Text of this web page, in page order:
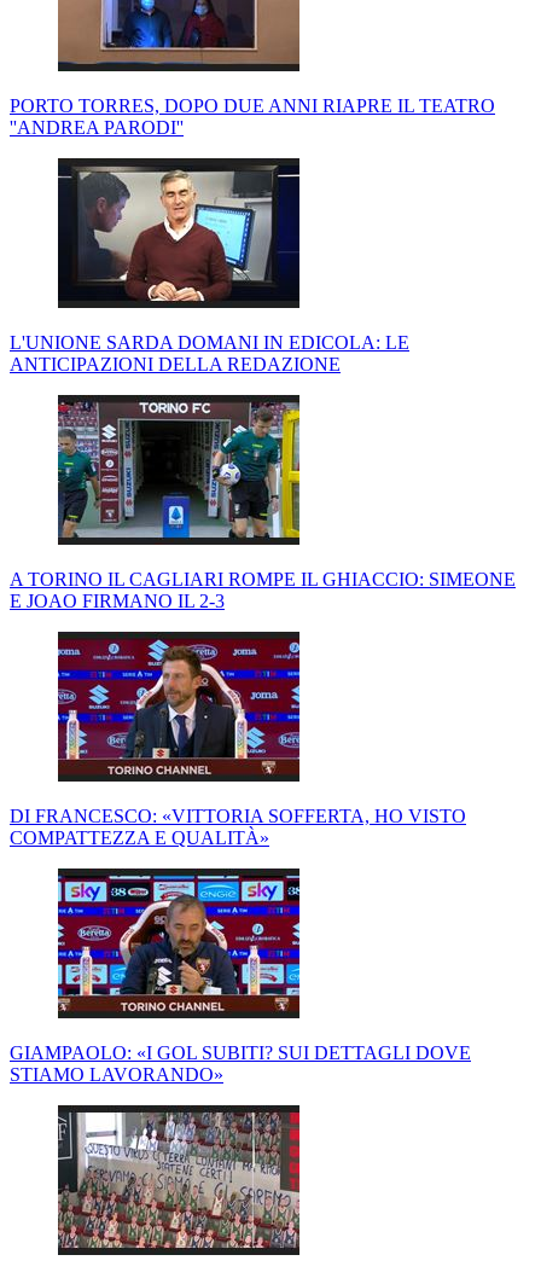
PORTO TORRES, DOPO DUE ANNI RIAPRE IL TEATRO
''ANDREA PARODI''
L'UNIONE SARDA DOMANI IN EDICOLA: LE
ANTICIPAZIONI DELLA REDAZIONE
A TORINO IL CAGLIARI ROMPE IL GHIACCIO: SIMEONE
E JOAO FIRMANO IL 2-3
DI FRANCESCO: «VITTORIA SOFFERTA, HO VISTO
COMPATTEZZA E QUALITÀ»
GIAMPAOLO: «I GOL SUBITI? SUI DETTAGLI DOVE
STIAMO LAVORANDO»